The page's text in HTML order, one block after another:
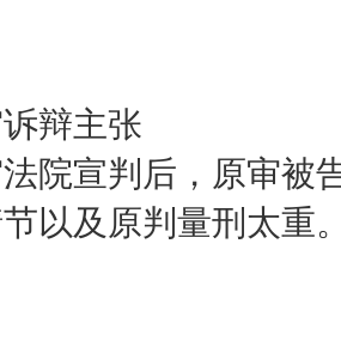
辩主张
宣判后，原审被
以及原判量刑太重